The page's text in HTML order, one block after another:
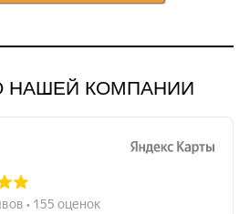
НАШЕЙ КОМПАНИИ